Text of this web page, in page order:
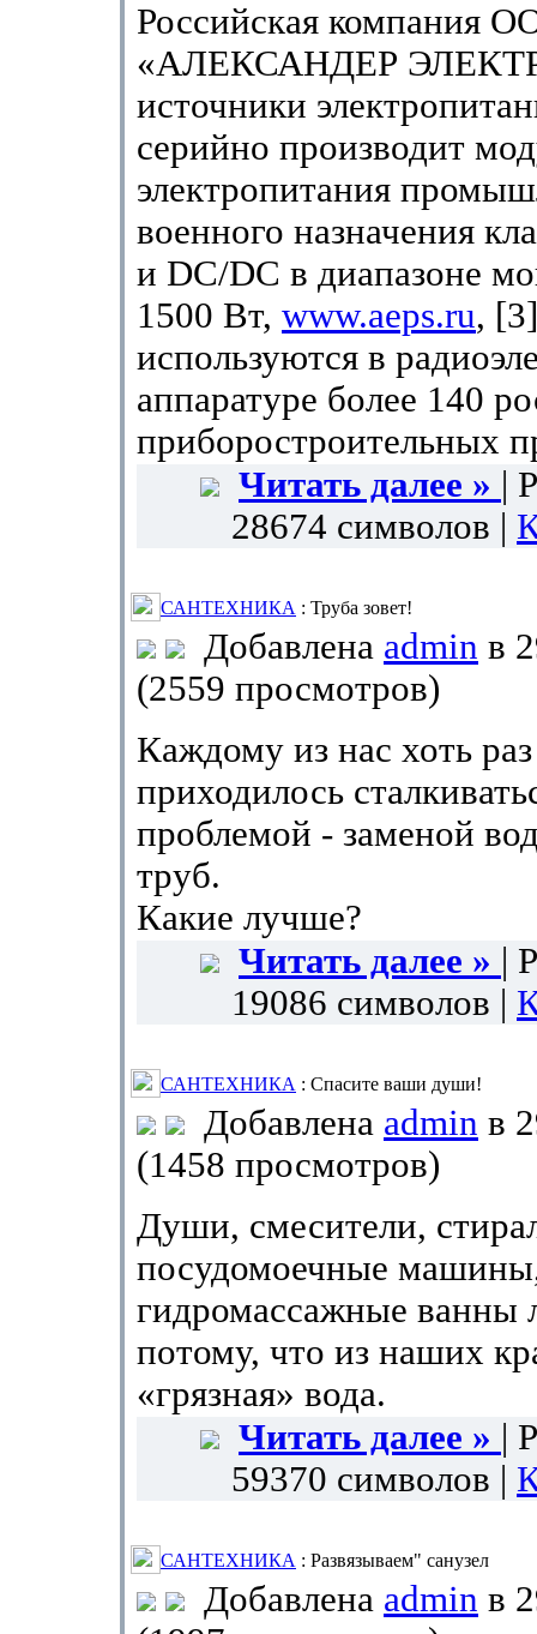
Российская компания
«АЛЕКСАНДЕР
источники
серийно производит
электропитания
военного назначения
и DC/DC в диапазоне
1500 Вт, www.aeps.ru,
используются в
аппаратуре более 140
приборостроительных
Читать далее »
|
28674 символов |
САНТЕХНИКА : Труба зовет!
Добавлена admin в
(2559 просмотров)
Каждому из нас хоть
приходилось
проблемой - заменой
труб.
Какие лучше?
Читать далее »
|
19086 символов |
САНТЕХНИКА : Спасите ваши души!
Добавлена admin в
(1458 просмотров)
Души, смесители,
посудомоечные
гидромассажные ванны
потому, что из наших
«грязная» вода.
Читать далее »
|
59370 символов |
САНТЕХНИКА : Развязываем" санузел
Добавлена admin в